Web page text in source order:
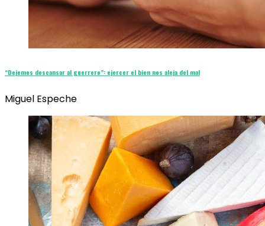
“Dejemos descansar al guerrero”: ejercer el bien nos aleja del mal
Miguel Espeche